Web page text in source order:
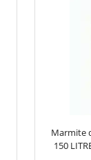
Marmite
150